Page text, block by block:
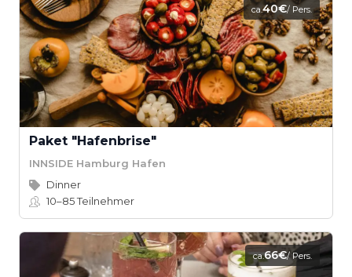
ca.40€/ Pers.
Paket "Hafenbrise"
INNSIDE Hamburg Hafen
Dinner
10–85Teilnehmer
ca.66€/ Pers.